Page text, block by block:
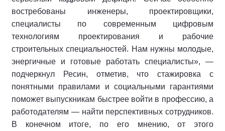
востребованы инженеры, проектировщики,
специалисты по современным цифровым
технологиям проектирования и рабочие
строительных специальностей. Нам нужны молодые,
энергичные и готовые работать специалисты», —
подчеркнул Ресин, отметив, что стажировка с
понятными правилами и социальными гарантиями
поможет выпускникам быстрее войти в профессию, а
работодателям — найти перспективных сотрудников.
В конечном итоге, по его мнению, от этого